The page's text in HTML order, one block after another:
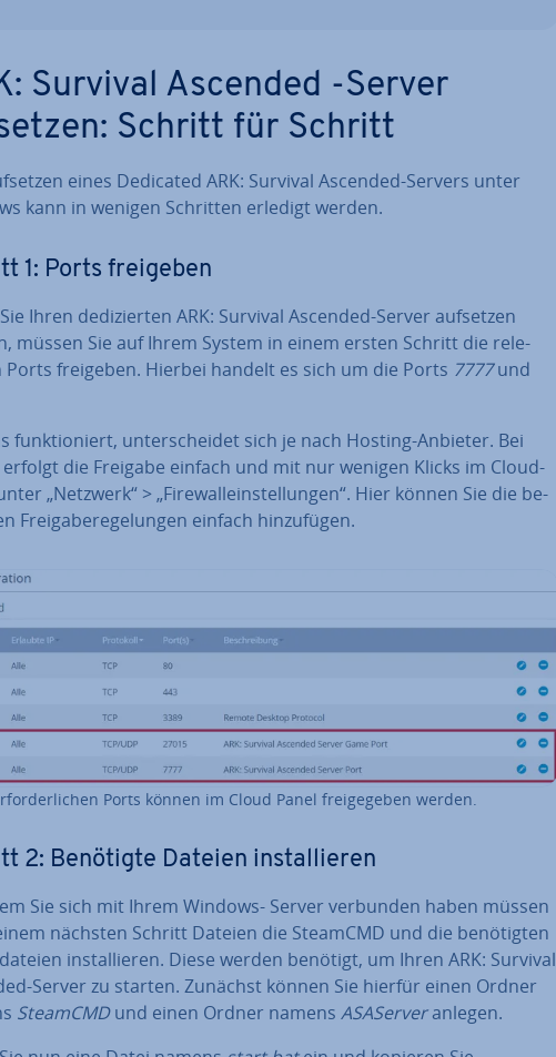
Survival Ascended -Server
Schritt für Schritt
eines Dedicated ARK: Survival Ascended-Servers unter
kann in wenigen Schritten erledigt werden.
1: Ports freigeben
Ihren de­di­zier­ten ARK: Survival Ascended-Server aufsetzen
müssen Sie auf Ihrem System in einem ersten Schritt die re­le­
Ports freigeben. Hierbei handelt es sich um die Ports 7777und
funk­tio­niert, un­ter­schei­det sich je nach Hosting-Anbieter. Bei
erfolgt die Freigabe einfach und mit nur wenigen Klicks im Cloud-
„Netzwerk“ > „Fire­wal­lein­stel­lun­gen“. Hier können Sie die be­
Frei­ga­be­re­ge­lun­gen einfach hin­zu­fü­gen.
Ports können im Cloud Panel frei­ge­ge­ben werden.
2: Benötigte Dateien in­stal­lie­ren
Sie sich mit Ihrem Windows- Server verbunden haben müssen
nächsten Schritt Dateien die SteamCMD und die be­nö­tig­ten
in­stal­lie­ren. Diese werden benötigt, um Ihren ARK: Survival
Server zu starten. Zunächst können Sie hierfür einen Ordner
SteamCMDund einen Ordner namens ASAServeranlegen.